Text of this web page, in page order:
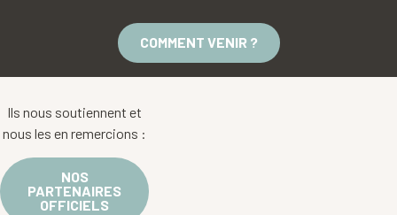
COMMENT VENIR ?
Ils nous soutiennent et
nous les en remercions :
NOS
PARTENAIRES
OFFICIELS